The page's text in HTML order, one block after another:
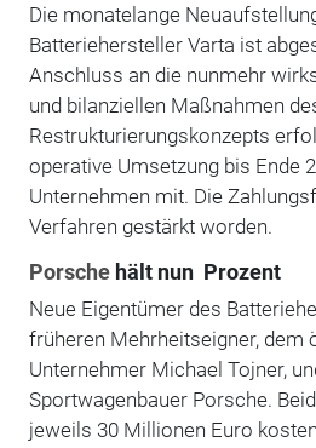
Die monatelange
Batteriehersteller Varta ist
Anschluss an die nunmehr
und bilanziellen Maßnahmen
Restrukturierungskonzepts
operative Umsetzung bis Ende
Unternehmen mit. Die
Verfahren gestärkt worden.
Porschehält nun Prozent
Neue Eigentümer des
früheren Mehrheitseigner, dem
Unternehmer Michael Tojner,
Sportwagenbauer Porsche.
jeweils 30 Millionen Euro